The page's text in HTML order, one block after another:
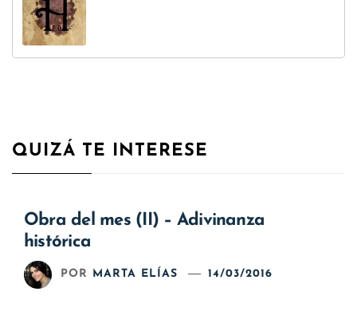
QUIZÁ TE INTERESE
Obra del mes (II) – Adivinanza
histórica
POR MARTA ELÍAS 14/03/2016